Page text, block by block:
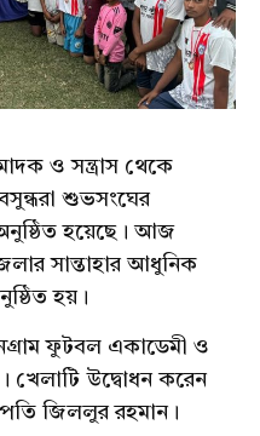
ও সন্ত্রাস থেকে
শুভসংঘের
হয়েছে। আজ
সান্তাহার আধুনিক
হয়।
ফুটবল একাডেমী ও
খেলাটি উদ্বোধন করেন
জিললুর রহমান।